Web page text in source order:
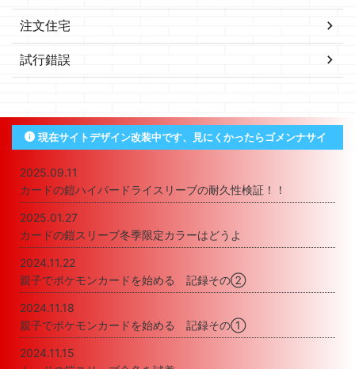
注文住宅
試行錯誤
現在サイトデザイン改装中です、見にくかったらゴメンナサイ
2025.09.11
カードの鎧ハイパードライスリーブの耐久性検証！！
2025.01.27
カードの鎧スリーブ冬季限定カラーはどうよ
2024.11.22
親子でポケモンカードを始める 記録その②
2024.11.18
親子でポケモンカードを始める 記録その①
2024.11.15